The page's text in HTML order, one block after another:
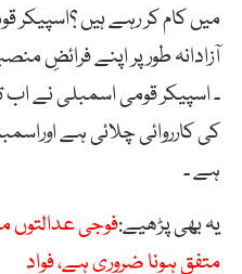
میں کام کر رہے ہیں ؟اسپیکر
آزادانہ طور پر اپنے فرائضِ
۔ اسپیکر قومی اسمبلی نے
کی کارروائی چلائی ہے
ہے ۔
یہ بھی پڑھیے:فوجی عدالتوں
متفق ہونا ضروری ہے، فواد